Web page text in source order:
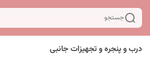
جستجو
درب و پنجره و تجهیزات جانبی